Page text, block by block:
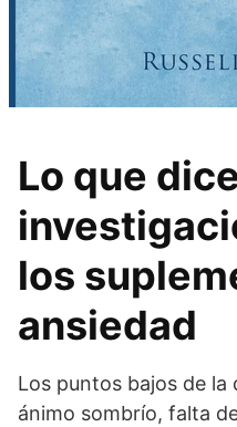
Lo que
los
ansiedad
Los puntos bajos de
ánimo sombrío, falta